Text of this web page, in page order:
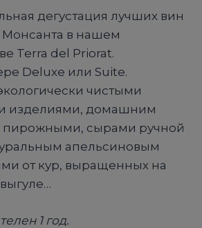
дегустация лучших вин
Монсанта в нашем
Terra del Priorat.
Deluxe или Suite.
чистыми
изделиями, домашним
пирожными, сырами ручной
апельсиновым
от кур, выращенных на
1 год.